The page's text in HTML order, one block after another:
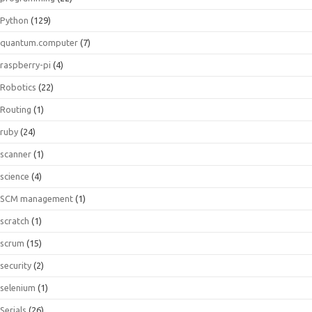
Python (129)
quantum.computer (7)
raspberry-pi (4)
Robotics (22)
Routing (1)
ruby (24)
scanner (1)
science (4)
SCM management (1)
scratch (1)
scrum (15)
security (2)
selenium (1)
Serials (26)